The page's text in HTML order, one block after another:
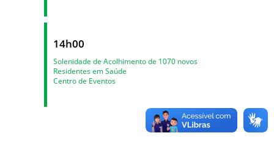
14h00
Solenidade de Acolhimento de 1070 novos
Residentes em Saúde
Centro de Eventos